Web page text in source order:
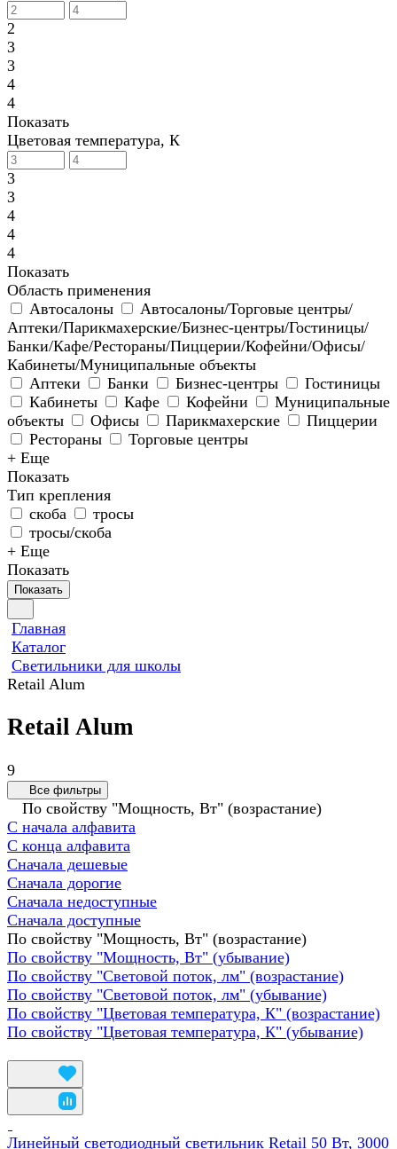
2
3
3
4
4
Показать
Цветовая температура, К
3
3
4
4
4
Показать
Область применения
Автосалоны
Автосалоны/Торговые центры/
Аптеки/Парикмахерские/Бизнес-центры/Гостиницы/
Банки/Кафе/Рестораны/Пиццерии/Кофейни/Офисы/
Кабинеты/Муниципальные объекты
Аптеки
Банки Бизнес-центры
Гостиницы
Кабинеты
Кафе Кофейни
Муниципальные
объекты
Офисы Парикмахерские
Пиццерии
Рестораны
Торговые центры
+ Еще
Показать
Тип крепления
скоба
тросы
тросы/скоба
+ Еще
Показать
Показать
Главная
Каталог
Светильники для школы
Retail Alum
Retail Alum
9
Все фильтры
По свойству "Мощность, Вт" (возрастание)
С начала алфавита
С конца алфавита
Сначала дешевые
Сначала дорогие
Сначала недоступные
Сначала доступные
По свойству "Мощность, Вт" (возрастание)
По свойству "Мощность, Вт" (убывание)
По свойству "Световой поток, лм" (возрастание)
По свойству "Световой поток, лм" (убывание)
По свойству "Цветовая температура, К" (возрастание)
По свойству "Цветовая температура, К" (убывание)
Линейный светодиодный светильник Retail 50 Вт, 3000